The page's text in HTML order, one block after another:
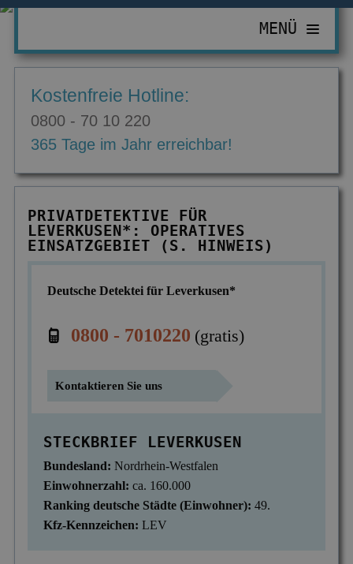
PRIVATDETEKTIV
Erbschaft & Erbanspruch
Erpressung & Entführung
Nachweis Eheähnlichkeit
Personen- & Zeugensuche
Unterhalt & Alimente
Verleumdung & Rufmord
WIRTSCHAFTSDETEKTIV
ZUR ÜBERSICHT
Computerkriminalität
Diebstahl im Betrieb
Einkommensüberprüfung
Korruptionsbekämpfung
Mitarbeiterüberwachung
Mobbing & Bossing
Objekt- & Personenschutz
EINSATZGEBIETE
Düsseldorf
Hamburg
INFORMATIONEN
Aktuelles
Ausrüstung
Preise
MENÜ
Kostenfreie Hotline:
0800 - 70 10 220
365 Tage im Jahr erreichbar!
PRIVATDETEKTIVE FÜR
LEVERKUSEN*: OPERATIVES
EINSATZGEBIET (S. HINWEIS)
Deutsche Detektei für Leverkusen*
0800 - 7010220 (gratis)
Kontaktieren Sie uns
STECKBRIEF LEVERKUSEN
Bundesland: Nordrhein-Westfalen
Einwohnerzahl: ca. 160.000
Ranking deutsche Städte (Einwohner): 49.
Kfz-Kennzeichen: LEV